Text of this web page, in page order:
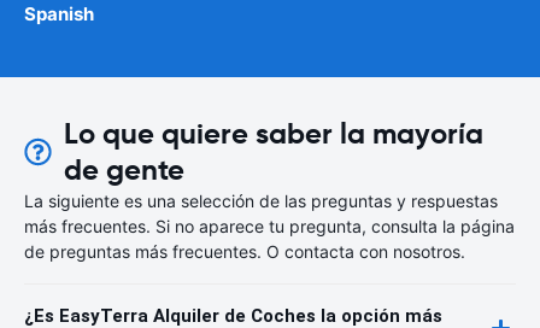
Spanish
Lo que quiere saber la mayoría
de gente
La siguiente es una selección de las preguntas y respuestas
más frecuentes. Si no aparece tu pregunta, consulta la página
de preguntas más frecuentes. O contacta con nosotros.
¿Es EasyTerra Alquiler de Coches la opción más